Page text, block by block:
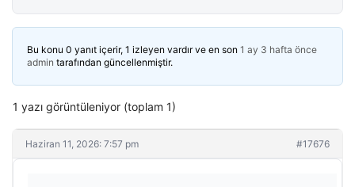
Bu konu 0 yanıt içerir, 1 izleyen vardır ve en son 1 ay 3 hafta önce
admin tarafından güncellenmiştir.
1 yazı görüntüleniyor (toplam 1)
Haziran 11, 2026: 7:57 pm #17676